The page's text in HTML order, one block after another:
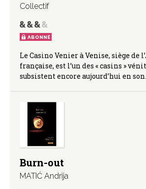
Collectif
ABONNÉ
Le Casino Venier à Venise, siège de
française, est l’un des « casins »
subsistent encore aujourd’hui en
Burn-out
MATIĆ Andrija